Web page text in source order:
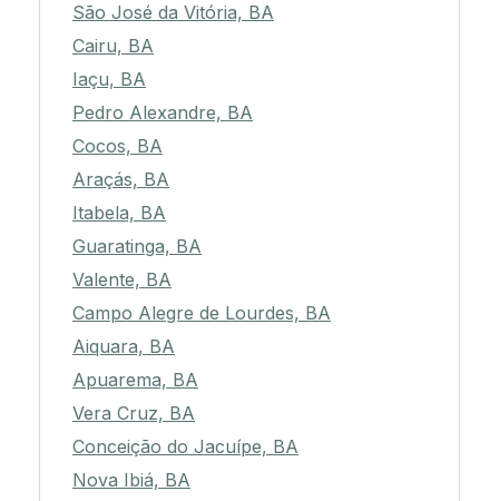
São José da Vitória, BA
Cairu, BA
Iaçu, BA
Pedro Alexandre, BA
Cocos, BA
Araçás, BA
Itabela, BA
Guaratinga, BA
Valente, BA
Campo Alegre de Lourdes, BA
Aiquara, BA
Apuarema, BA
Vera Cruz, BA
Conceição do Jacuípe, BA
Nova Ibiá, BA